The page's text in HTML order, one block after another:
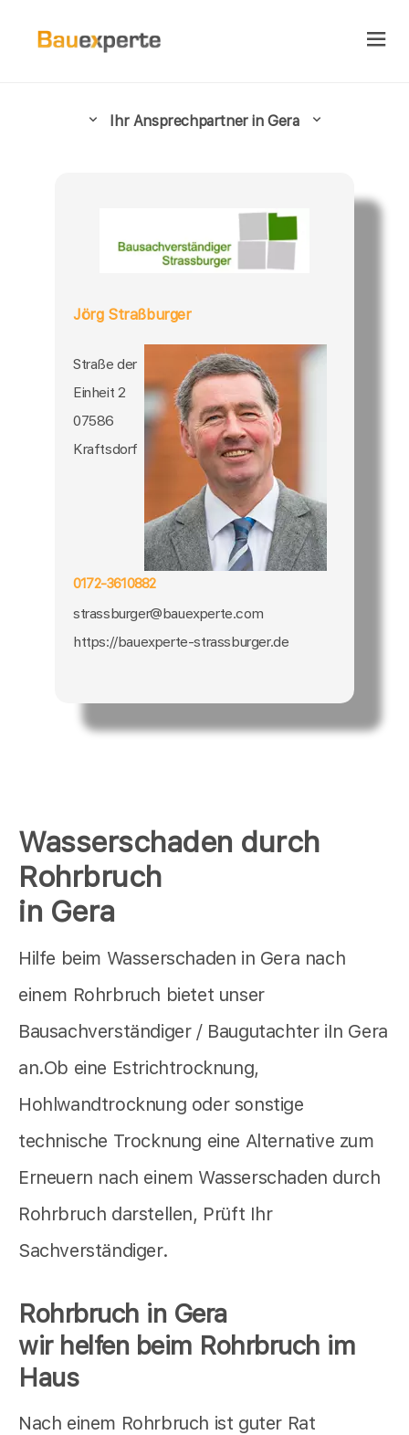
Wasserschaden durch
Rohrbruch
in Gera
Hilfe beim Wasserschaden in Gera nach
einem Rohrbruch bietet unser
Bausachverständiger / Baugutachter iIn Gera
an.Ob eine Estrichtrocknung,
Hohlwandtrocknung oder sonstige
technische Trocknung eine Alternative zum
Erneuern nach einem Wasserschaden durch
Rohrbruch darstellen, Prüft Ihr
Sachverständiger.
Rohrbruch in Gera
wir helfen beim Rohrbruch im
Haus
Nach einem Rohrbruch ist guter Rat
Ihr Ansprechpartner in Gera
Jörg Straßburger
Straße der
Einheit 2
07586
Kraftsdorf
0172-3610882
strassburger@bauexperte.com
https://bauexperte-strassburger.de